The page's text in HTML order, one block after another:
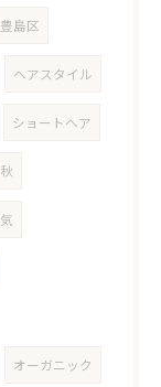
豊島区
ヘアスタイル
ショートヘア
秋
オーガニック